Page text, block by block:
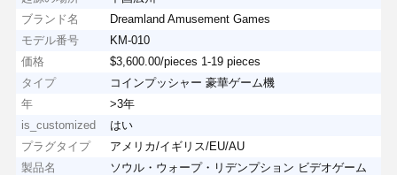
ブランド名
Dreamland Amusement Games
モデル番号
KM-010
価格
$3,600.00/pieces 1-19 pieces
タイプ
コインプッシャー 豪華ゲーム機
年
>3年
is_customized
はい
プラグタイプ
アメリカ/イギリス/EU/AU
製品名
ソウル・ウォープ・リデンプション ビデオゲーム